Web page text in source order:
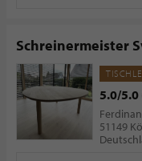
Schreinermeister
5.0/5.0
51149